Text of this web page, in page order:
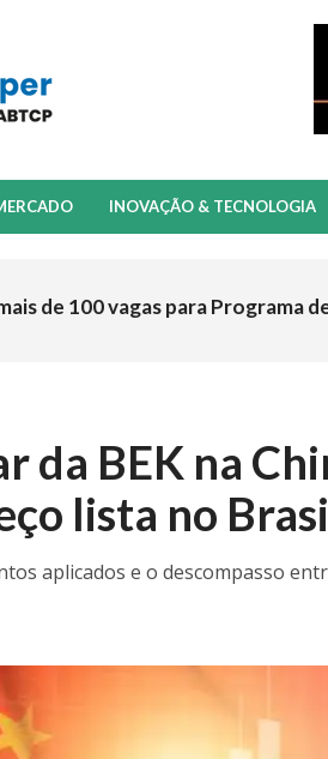
INOVAÇÃO & TECNOLOGIA
de 100 vagas para Programa
da BEK na
lista no
aplicados e o descompasso